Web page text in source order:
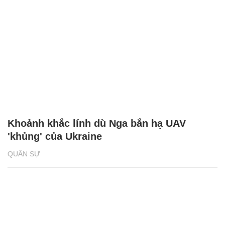
QUÂN SỰ
Khoảnh khắc lính dù Nga bắn hạ UAV
'khủng' của Ukraine